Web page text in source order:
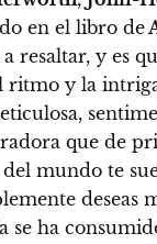
en el libro de
resaltar, y es
ritmo y la
que de
mundo te
deseas
se ha